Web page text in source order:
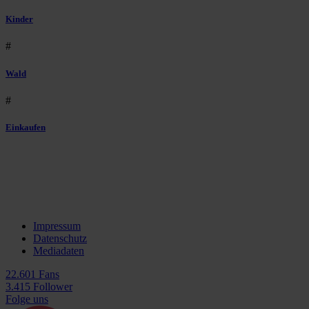
Kinder
#
Wald
#
Einkaufen
Impressum
Datenschutz
Mediadaten
22.601 Fans
3.415 Follower
Folge uns